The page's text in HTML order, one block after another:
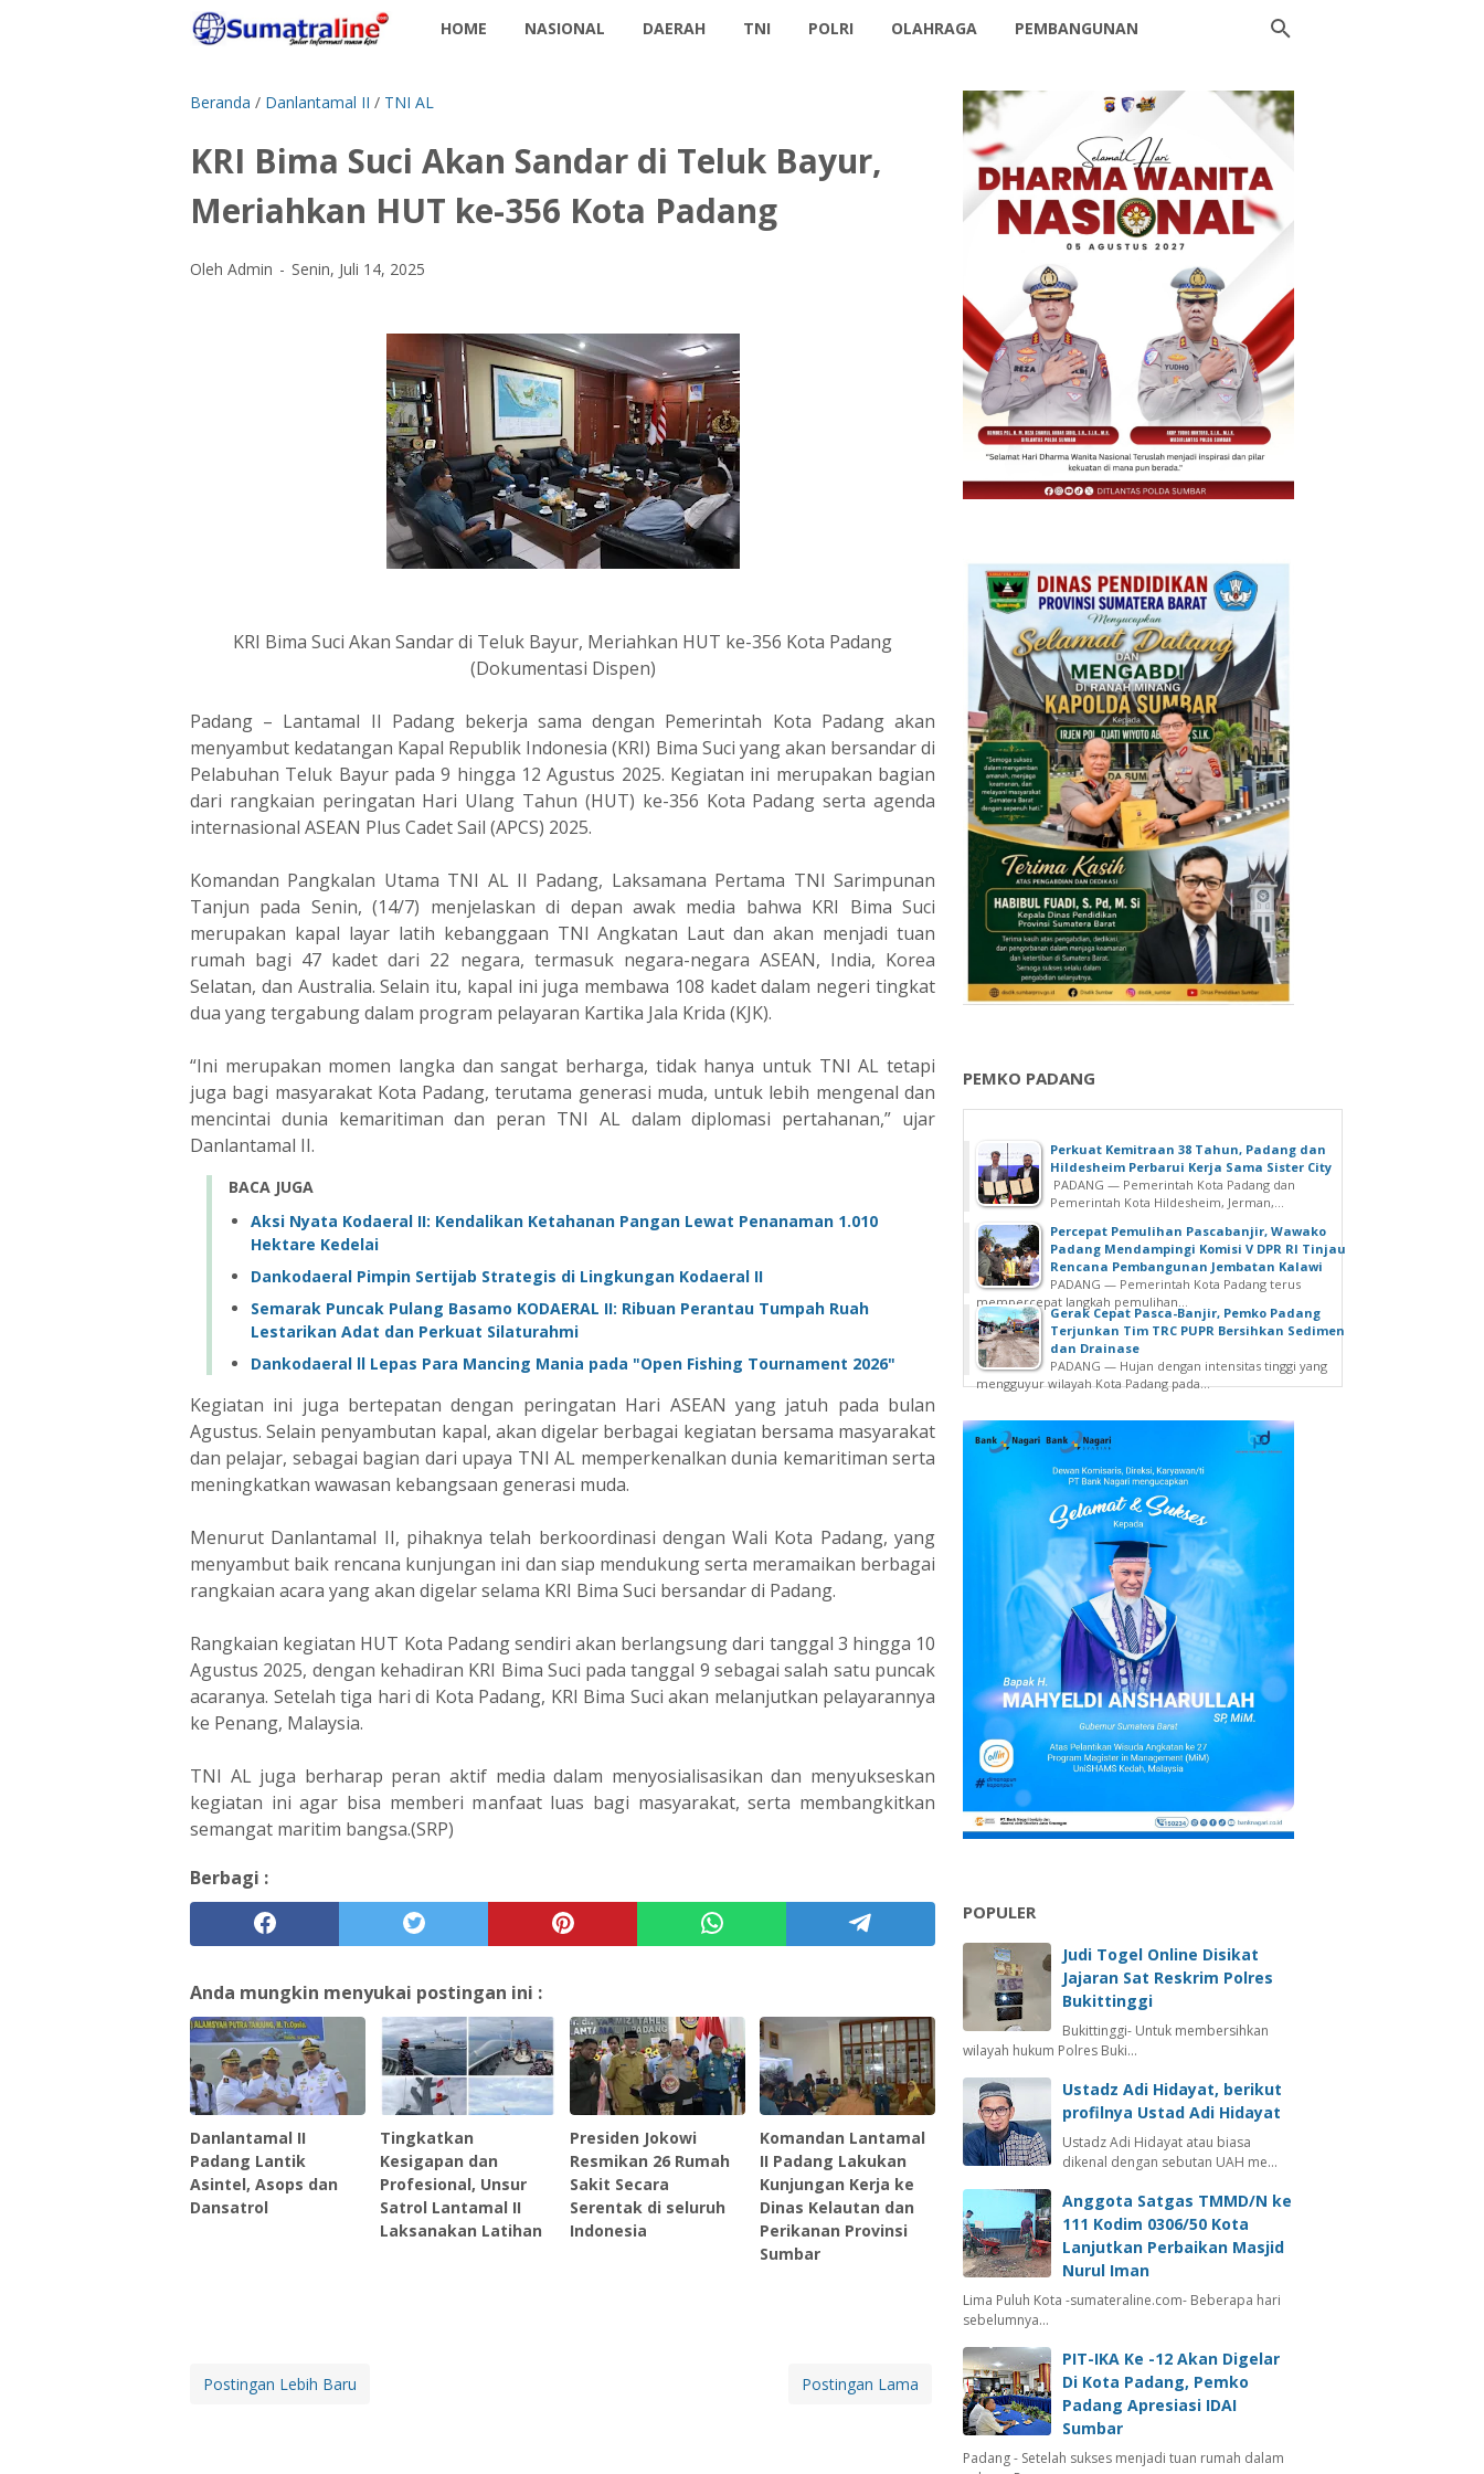
HOME NASIONAL DAERAH TNI POLRI OLAHRAGA PEMBANGUNAN
Beranda / Danlantamal II / TNI AL
KRI Bima Suci Akan Sandar di Teluk Bayur,
Meriahkan HUT ke-356 Kota Padang
Oleh Admin Senin, Juli 14, 2025
KRI Bima Suci Akan Sandar di Teluk Bayur, Meriahkan HUT ke-356 Kota Padang
(Dokumentasi Dispen)
Padang – Lantamal II Padang bekerja sama dengan Pemerintah Kota Padang akan
menyambut kedatangan Kapal Republik Indonesia (KRI) Bima Suci yang akan bersandar di
Pelabuhan Teluk Bayur pada 9 hingga 12 Agustus 2025. Kegiatan ini merupakan bagian
dari rangkaian peringatan Hari Ulang Tahun (HUT) ke-356 Kota Padang serta agenda
internasional ASEAN Plus Cadet Sail (APCS) 2025.
Komandan Pangkalan Utama TNI AL II Padang, Laksamana Pertama TNI Sarimpunan
Tanjun pada Senin, (14/7) menjelaskan di depan awak media bahwa KRI Bima Suci
merupakan kapal layar latih kebanggaan TNI Angkatan Laut dan akan menjadi tuan
rumah bagi 47 kadet dari 22 negara, termasuk negara-negara ASEAN, India, Korea
Selatan, dan Australia. Selain itu, kapal ini juga membawa 108 kadet dalam negeri tingkat
dua yang tergabung dalam program pelayaran Kartika Jala Krida (KJK).
“Ini merupakan momen langka dan sangat berharga, tidak hanya untuk TNI AL tetapi
juga bagi masyarakat Kota Padang, terutama generasi muda, untuk lebih mengenal dan
mencintai dunia kemaritiman dan peran TNI AL dalam diplomasi pertahanan,” ujar
Danlantamal II.
BACA JUGA
Aksi Nyata Kodaeral II: Kendalikan Ketahanan Pangan Lewat Penanaman 1.010
Hektare Kedelai
Dankodaeral Pimpin Sertijab Strategis di Lingkungan Kodaeral II
Semarak Puncak Pulang Basamo KODAERAL II: Ribuan Perantau Tumpah Ruah
Lestarikan Adat dan Perkuat Silaturahmi ‎
Dankodaeral ll Lepas Para Mancing Mania pada "Open Fishing Tournament 2026"
Kegiatan ini juga bertepatan dengan peringatan Hari ASEAN yang jatuh pada bulan
Agustus. Selain penyambutan kapal, akan digelar berbagai kegiatan bersama masyarakat
dan pelajar, sebagai bagian dari upaya TNI AL memperkenalkan dunia kemaritiman serta
meningkatkan wawasan kebangsaan generasi muda.
Menurut Danlantamal II, pihaknya telah berkoordinasi dengan Wali Kota Padang, yang
menyambut baik rencana kunjungan ini dan siap mendukung serta meramaikan berbagai
rangkaian acara yang akan digelar selama KRI Bima Suci bersandar di Padang.
Rangkaian kegiatan HUT Kota Padang sendiri akan berlangsung dari tanggal 3 hingga 10
Agustus 2025, dengan kehadiran KRI Bima Suci pada tanggal 9 sebagai salah satu puncak
acaranya. Setelah tiga hari di Kota Padang, KRI Bima Suci akan melanjutkan pelayarannya
ke Penang, Malaysia.
TNI AL juga berharap peran aktif media dalam menyosialisasikan dan menyukseskan
kegiatan ini agar bisa memberi manfaat luas bagi masyarakat, serta membangkitkan
semangat maritim bangsa.(SRP)
Berbagi :
Anda mungkin menyukai postingan ini :
Danlantamal II
Padang Lantik
Asintel, Asops dan
Dansatrol
Tingkatkan
Kesigapan dan
Profesional, Unsur
Satrol Lantamal II
Laksanakan Latihan
Presiden Jokowi
Resmikan 26 Rumah
Sakit Secara
Serentak di seluruh
Indonesia
Komandan Lantamal
II Padang Lakukan
Kunjungan Kerja ke
Dinas Kelautan dan
Perikanan Provinsi
Sumbar
Postingan Lebih Baru Postingan Lama
PEMKO PADANG
Perkuat Kemitraan 38 Tahun, Padang dan
Hildesheim Perbarui Kerja Sama Sister City
PADANG — Pemerintah Kota Padang dan
Pemerintah Kota Hildesheim, Jerman,...
Percepat Pemulihan Pascabanjir, Wawako
Padang Mendampingi Komisi V DPR RI Tinjau
Rencana Pembangunan Jembatan Kalawi
PADANG — Pemerintah Kota Padang terus
mempercepat langkah pemulihan...
Gerak Cepat Pasca-Banjir, Pemko Padang
Terjunkan Tim TRC PUPR Bersihkan Sedimen
dan Drainase
PADANG — Hujan dengan intensitas tinggi yang
mengguyur wilayah Kota Padang pada...
POPULER
Judi Togel Online Disikat
Jajaran Sat Reskrim Polres
Bukittinggi
Bukittinggi- Untuk membersihkan
wilayah hukum Polres Buki…
Ustadz Adi Hidayat, berikut
profilnya Ustad Adi Hidayat
Ustadz Adi Hidayat atau biasa
dikenal dengan sebutan UAH me…
Anggota Satgas TMMD/N ke
111 Kodim 0306/50 Kota
Lanjutkan Perbaikan Masjid
Nurul Iman
Lima Puluh Kota -sumateraline.com- Beberapa hari
sebelumnya…
PIT-IKA Ke -12 Akan Digelar
Di Kota Padang, Pemko
Padang Apresiasi IDAI
Sumbar
Padang - Setelah sukses menjadi tuan rumah dalam